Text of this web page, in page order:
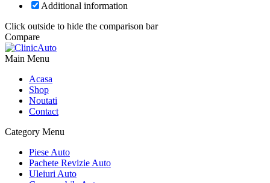
Additional information
Click outside to hide the comparison bar
Compare
Main Menu
Acasa
Shop
Noutati
Contact
Category Menu
Piese Auto
Pachete Revizie Auto
Uleiuri Auto